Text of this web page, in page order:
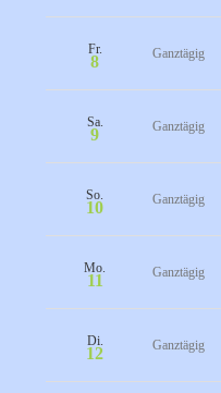
Fr.
8 Ganztägig
Sa.
9 Ganztägig
So.
10 Ganztägig
Mo.
11 Ganztägig
Di.
12 Ganztägig